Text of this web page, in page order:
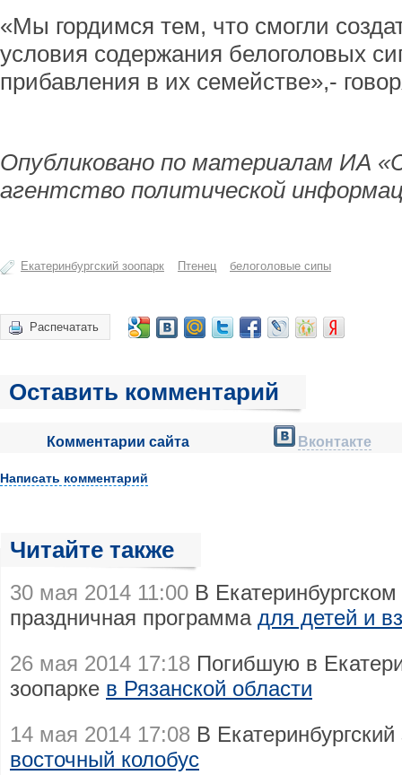
«Мы гордимся тем, что смогли
условия содержания белоголовых
прибавления в их семействе»,-
Опубликовано по материалам ИА
агентство политической
Екатеринбургский зоопарк Птенец белоголовые сипы
Распечатать
Оставить комментарий
Комментарии сайта Вконтакте
Написать комментарий
Читайте также
30 мая 2014 11:00 В
праздничная программа для детей и
26 мая 2014 17:18 Погибшую в
зоопарке в Рязанской области
14 мая 2014 17:08 В
восточный колобус